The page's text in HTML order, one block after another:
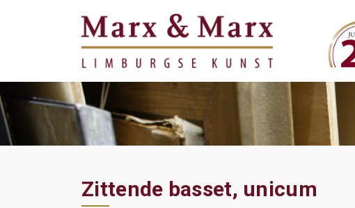
Zittende basset, unicum